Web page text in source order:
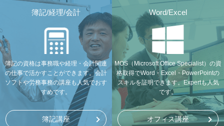
簿記/経理/会計
簿記の資格は事務職や経理・会計関連
の仕事で活かすことができます。会計
ソフトや労務事務の講座も人気でおす
すめです。
簿記講座
Word/Excel
MOS（Microsoft Office Specialist）の資
格取得でWord・Excel・PowerPointの
スキルを証明できます。Expertも人気
です。
オフィス講座